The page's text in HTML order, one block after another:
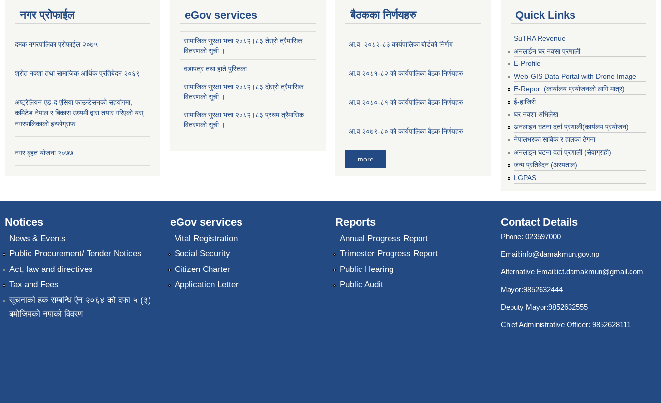
नगर प्रोफाईल
दमक नगरपालिका प्रोफाईल २०७५
श्रोत नक्शा तथा सामाजिक आर्थिक प्रतिबेदन २०६९
अष्ट्रेलियन एड-द एसिया फाउन्डेसनको सहयोगमा,
कमिटेड नेपाल र बिकास उध्यमी द्वारा तयार गरिएको यस्
नगरपालिकाको इन्फोग्राफ
नगर बृहत योजना २०७७
eGov services
सामाजिक सुरक्षा भत्ता २०८२।८३ तेस्रो त्रैमासिक
वितरणको सूची ।
वडापत्र तथा हाते पुस्तिका
सामाजिक सुरक्षा भत्ता २०८२।८३ दोस्रो त्रैमासिक
वितरणको सूची ।
सामाजिक सुरक्षा भत्ता २०८२।८३ प्रथम त्रैमासिक
वितरणको सूची ।
बैठकका निर्णयहरु
आ.व. २०८२-८३ कार्यपालिका बोर्डको निर्णय
आ.व.२०८१-८२ को कार्यपालिका बैठक निर्णयहरु
आ.व.२०८०-८१ को कार्यपालिका बैठक निर्णयहरु
आ.व.२०७९-८० को कार्यपालिका बैठक निर्णयहरु
more
Quick Links
SuTRA Revenue
अनलाईन घर नक्सा प्रणाली
E-Profile
Web-GIS Data Portal with Drone Image
E-Report (कार्यालय प्रयोजनको लागि मात्र)
ई-हाजिरी
घर नक्शा अभिलेख
अनलाइन घटना दर्ता प्रणाली(कार्यलय प्रयोजन)
नेपालभरका साबिक र हालका ठेगना
अनलाइन घटना दर्ता प्रणाली (सेवाग्राही)
जन्म प्रतिबेदन (अस्पताल)
LGPAS
Notices
News & Events
Public Procurement/ Tender Notices
Act, law and directives
Tax and Fees
सूचनाको हक सम्बन्धि ऐन २०६४ को दफा ५ (३)
बमोजिमको नपाको विवरण
eGov services
Vital Registration
Social Security
Citizen Charter
Application Letter
Reports
Annual Progress Report
Trimester Progress Report
Public Hearing
Public Audit
Contact Details
Phone: 023597000
Email:info@damakmun.gov.np
Alternative Email:ict.damakmun@gmail.com
Mayor:9852632444
Deputy Mayor:9852632555
Chief Administrative Officer: 9852628111